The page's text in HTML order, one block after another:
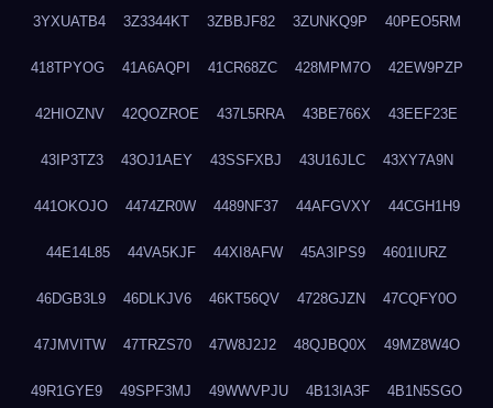
3YXUATB4 3Z3344KT 3ZBBJF82 3ZUNKQ9P 40PEO5RM
418TPYOG 41A6AQPI 41CR68ZC 428MPM7O 42EW9PZP
42HIOZNV 42QOZROE 437L5RRA 43BE766X 43EEF23E
43IP3TZ3 43OJ1AEY 43SSFXBJ 43U16JLC 43XY7A9N
441OKOJO 4474ZR0W 4489NF37 44AFGVXY 44CGH1H9
44E14L85 44VA5KJF 44XI8AFW 45A3IPS9 4601IURZ
46DGB3L9 46DLKJV6 46KT56QV 4728GJZN 47CQFY0O
47JMVITW 47TRZS70 47W8J2J2 48QJBQ0X 49MZ8W4O
49R1GYE9 49SPF3MJ 49WWVPJU 4B13IA3F 4B1N5SGO